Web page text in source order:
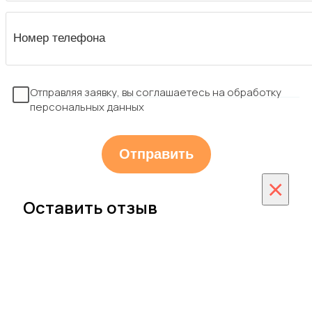
Отправляя заявку, вы соглашаетесь на обработку
персональных данных
×
Оставить отзыв